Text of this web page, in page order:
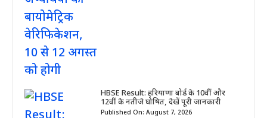
HBSE Result: हरियाणा बोर्ड के 10वीं और
12वीं के नतीजे घोषित, देखें पूरी जानकारी
Published On: August 7, 2026